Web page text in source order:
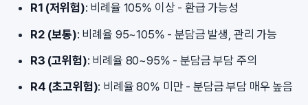
R1 (저위험): 비례율 105% 이상 - 환급 가능성
R2 (보통): 비례율 95~105% - 분담금 발생, 관리 가능
R3 (고위험): 비례율 80~95% - 분담금 부담 주의
R4 (초고위험): 비례율 80% 미만 - 분담금 부담 매우 높음